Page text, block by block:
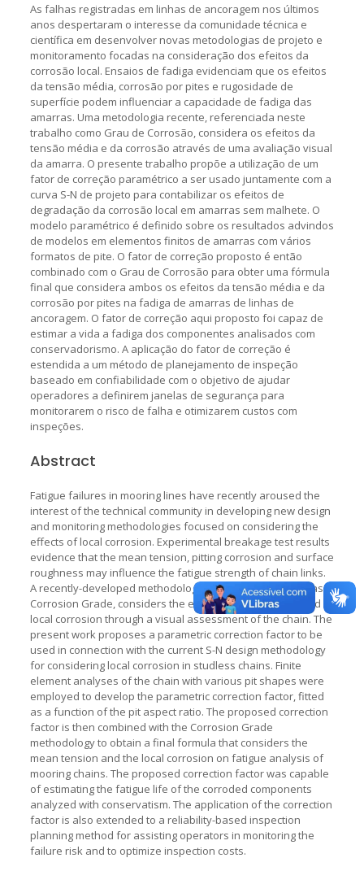
As falhas registradas em linhas de ancoragem nos últimos
anos despertaram o interesse da comunidade técnica e
científica em desenvolver novas metodologias de projeto e
monitoramento focadas na consideração dos efeitos da
corrosão local. Ensaios de fadiga evidenciam que os efeitos
da tensão média, corrosão por pites e rugosidade de
superfície podem influenciar a capacidade de fadiga das
amarras. Uma metodologia recente, referenciada neste
trabalho como Grau de Corrosão, considera os efeitos da
tensão média e da corrosão através de uma avaliação visual
da amarra. O presente trabalho propõe a utilização de um
fator de correção paramétrico a ser usado juntamente com a
curva S-N de projeto para contabilizar os efeitos de
degradação da corrosão local em amarras sem malhete. O
modelo paramétrico é definido sobre os resultados advindos
de modelos em elementos finitos de amarras com vários
formatos de pite. O fator de correção proposto é então
combinado com o Grau de Corrosão para obter uma fórmula
final que considera ambos os efeitos da tensão média e da
corrosão por pites na fadiga de amarras de linhas de
ancoragem. O fator de correção aqui proposto foi capaz de
estimar a vida a fadiga dos componentes analisados com
conservadorismo. A aplicação do fator de correção é
estendida a um método de planejamento de inspeção
baseado em confiabilidade com o objetivo de ajudar
operadores a definirem janelas de segurança para
monitorarem o risco de falha e otimizarem custos com
inspeções.
Abstract
Fatigue failures in mooring lines have recently aroused the
interest of the technical community in developing new design
and monitoring methodologies focused on considering the
effects of local corrosion. Experimental breakage test results
evidence that the mean tension, pitting corrosion and surface
roughness may influence the fatigue strength of chain links.
A recently-developed methodology, denoted in this work as
Corrosion Grade, considers the effects of mean stress and
local corrosion through a visual assessment of the chain. The
present work proposes a parametric correction factor to be
used in connection with the current S-N design methodology
for considering local corrosion in studless chains. Finite
element analyses of the chain with various pit shapes were
employed to develop the parametric correction factor, fitted
as a function of the pit aspect ratio. The proposed correction
factor is then combined with the Corrosion Grade
methodology to obtain a final formula that considers the
mean tension and the local corrosion on fatigue analysis of
mooring chains. The proposed correction factor was capable
of estimating the fatigue life of the corroded components
analyzed with conservatism. The application of the correction
factor is also extended to a reliability-based inspection
planning method for assisting operators in monitoring the
failure risk and to optimize inspection costs.